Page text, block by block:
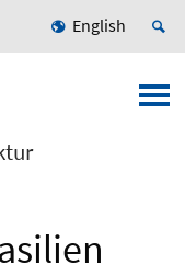
English